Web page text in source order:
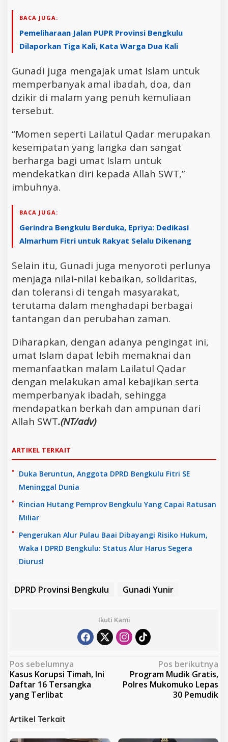
BACA JUGA:
Pemeliharaan Jalan PUPR Provinsi Bengkulu
Dilaporkan Tiga Kali, Kata Warga Dua Kali
Gunadi juga mengajak umat Islam untuk
memperbanyak amal ibadah, doa, dan
dzikir di malam yang penuh kemuliaan
tersebut.
“Momen seperti Lailatul Qadar merupakan
kesempatan yang langka dan sangat
berharga bagi umat Islam untuk
mendekatkan diri kepada Allah SWT,”
imbuhnya.
BACA JUGA:
Gerindra Bengkulu Berduka, Epriya: Dedikasi
Almarhum Fitri untuk Rakyat Selalu Dikenang
Selain itu, Gunadi juga menyoroti perlunya
menjaga nilai-nilai kebaikan, solidaritas,
dan toleransi di tengah masyarakat,
terutama dalam menghadapi berbagai
tantangan dan perubahan zaman.
Diharapkan, dengan adanya pengingat ini,
umat Islam dapat lebih memaknai dan
memanfaatkan malam Lailatul Qadar
dengan melakukan amal kebajikan serta
memperbanyak ibadah, sehingga
mendapatkan berkah dan ampunan dari
Allah SWT.(NT/adv)
ARTIKEL TERKAIT
Duka Beruntun, Anggota DPRD Bengkulu Fitri SE
Meninggal Dunia
Rincian Hutang Pemprov Bengkulu Yang Capai Ratusan
Miliar
Pengerukan Alur Pulau Baai Dibayangi Risiko Hukum,
Waka I DPRD Bengkulu: Status Alur Harus Segera
Diurus!
DPRD Provinsi Bengkulu Gunadi Yunir
Ikuti Kami
N
a
v
g
a
Pos sebelumnya
Kasus Korupsi Timah, Ini
Daftar 16 Tersangka
yang Terlibat
Pos berikutnya
Program Mudik Gratis,
Polres Mukomuko Lepas
30 Pemudik
Artikel Terkait